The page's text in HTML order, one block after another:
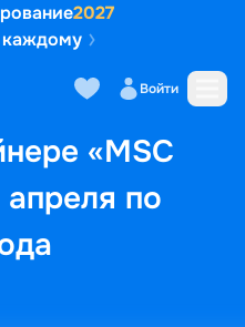
2027
Войти
«MSC
по
Маршрут и